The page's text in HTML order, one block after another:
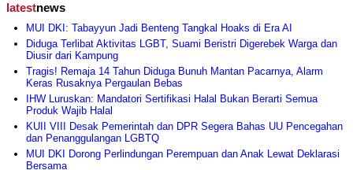
latestnews
MUI DKI: Tabayyun Jadi Benteng Tangkal Hoaks di Era AI
Diduga Terlibat Aktivitas LGBT, Suami Beristri Digerebek Warga dan
Diusir dari Kampung
Tragis! Remaja 14 Tahun Diduga Bunuh Mantan Pacarnya, Alarm
Keras Rusaknya Pergaulan Bebas
IHW Luruskan: Mandatori Sertifikasi Halal Bukan Berarti Semua
Produk Wajib Halal
KUII VIII Desak Pemerintah dan DPR Segera Bahas UU Pencegahan
dan Penanggulangan LGBTQ
MUI DKI Dorong Perlindungan Perempuan dan Anak Lewat Deklarasi
Bersama